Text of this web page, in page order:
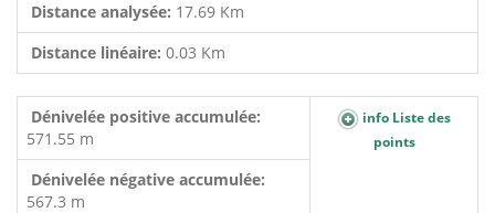
Distance analysée: 17.69 Km
Distance linéaire: 0.03 Km
Dénivelée positive accumulée:
571.55 m
info Liste des
points
Dénivelée négative accumulée:
567.3 m